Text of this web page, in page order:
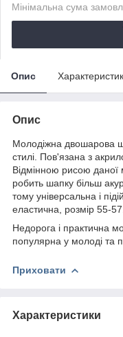
Мінімальна сума
Опис
Опис
Молодіжна двошарова
стилі. Пов'язана з
Відмінною рисою даної
робить шапку більш
тому універсальна і
еластична, розмір 55-57.
Недорога і практична
популярна у молоді та
Приховати
Характеристики